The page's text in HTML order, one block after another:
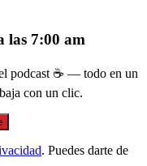
las 7:00 am
podcast ☕ — todo en un
con un clic.
. Puedes darte de